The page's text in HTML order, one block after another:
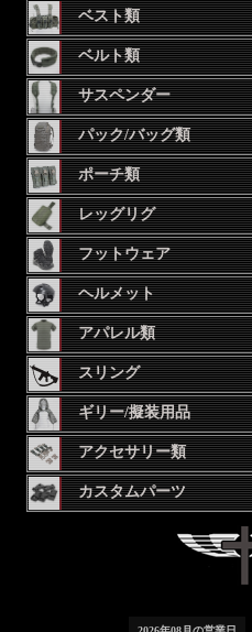
ベスト類
ベルト類
サスペンダー
パック/バッグ類
ポーチ類
レッグリグ
フットウェア
ヘルメット
アパレル類
スリング
ギリー/擬装用品
アクセサリー類
カスタムパーツ